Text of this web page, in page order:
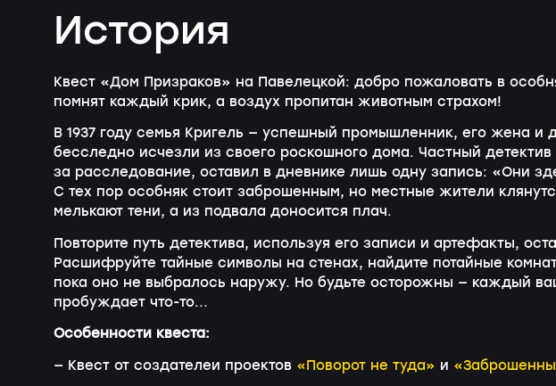
История
Квест «Дом Призраков» на Павелецкой: добро пожаловать в
помнят каждый крик, а воздух пропитан животным страхом!
В 1937 году семья Кригель — успешный промышленник, его жена и
бесследно исчезли из своего роскошного дома. Частный
за расследование, оставил в дневнике лишь одну запись: «Они
С тех пор особняк стоит заброшенным, но местные жители
мелькают тени, а из подвала доносится плач.
Повторите путь детектива, используя его записи и артефакты,
Расшифруйте тайные символы на стенах, найдите потайные
пока оно не выбралось наружу. Но будьте осторожны — каждый
пробуждает что-то...
Особенности квеста:
— Квест от создателеи проектов «Поворот не туда» и